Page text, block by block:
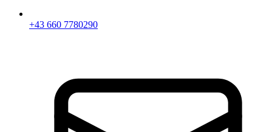
+43 660 7780290